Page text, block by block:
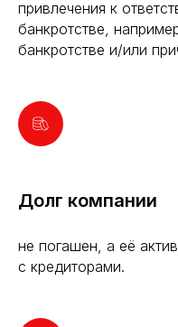
привлечения к
банкротстве,
банкротстве и/или
Долг компании
не погашен, а её
с кредиторами.